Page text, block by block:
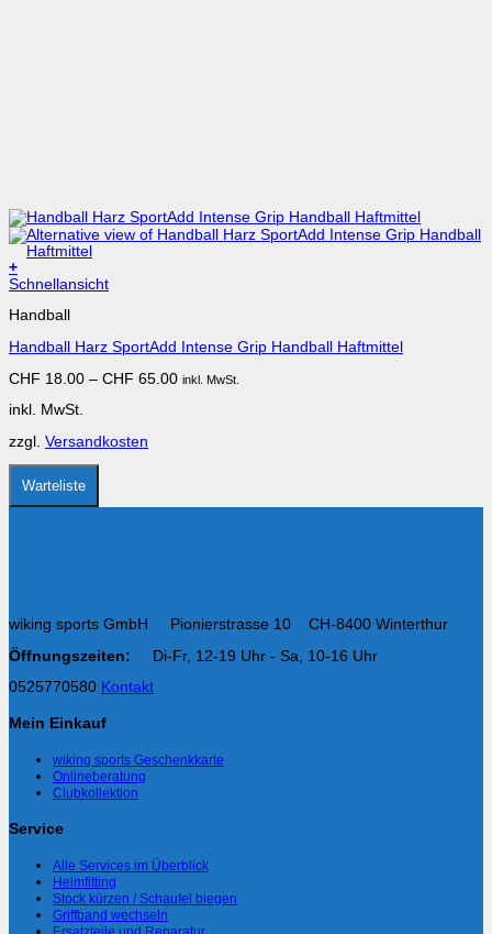
+
Dieses
weist
Varianten
Die
können
der
Produktseite
gewählt
Schnellansicht
Handball
Handball Harz SportAdd Intense Grip Handball Haftmittel
CHF 18.00 – CHF 65.00 inkl. MwSt.
inkl. MwSt.
zzgl. Versandkosten
Warteliste
wiking sports GmbH Pionierstrasse 10 CH-8400 Winterthur
Öffnungszeiten: Di-Fr, 12-19 Uhr - Sa, 10-16 Uhr
0525770580 Kontakt
Mein Einkauf
wiking sports Geschenkkarte
Onlineberatung
Clubkollektion
Service
Alle Services im Überblick
Helmfitting
Stock kürzen / Schaufel biegen
Griffband wechseln